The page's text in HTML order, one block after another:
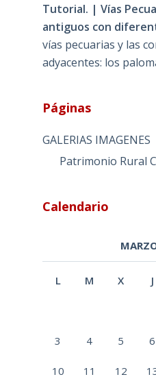
Tutorial. | Vías
antiguos con
vías pecuarias y las
adyacentes: los
Páginas
GALERIAS IMAGENES
Patrimonio Rural
Calendario
L M X J
3 4 5 6
10 11 12